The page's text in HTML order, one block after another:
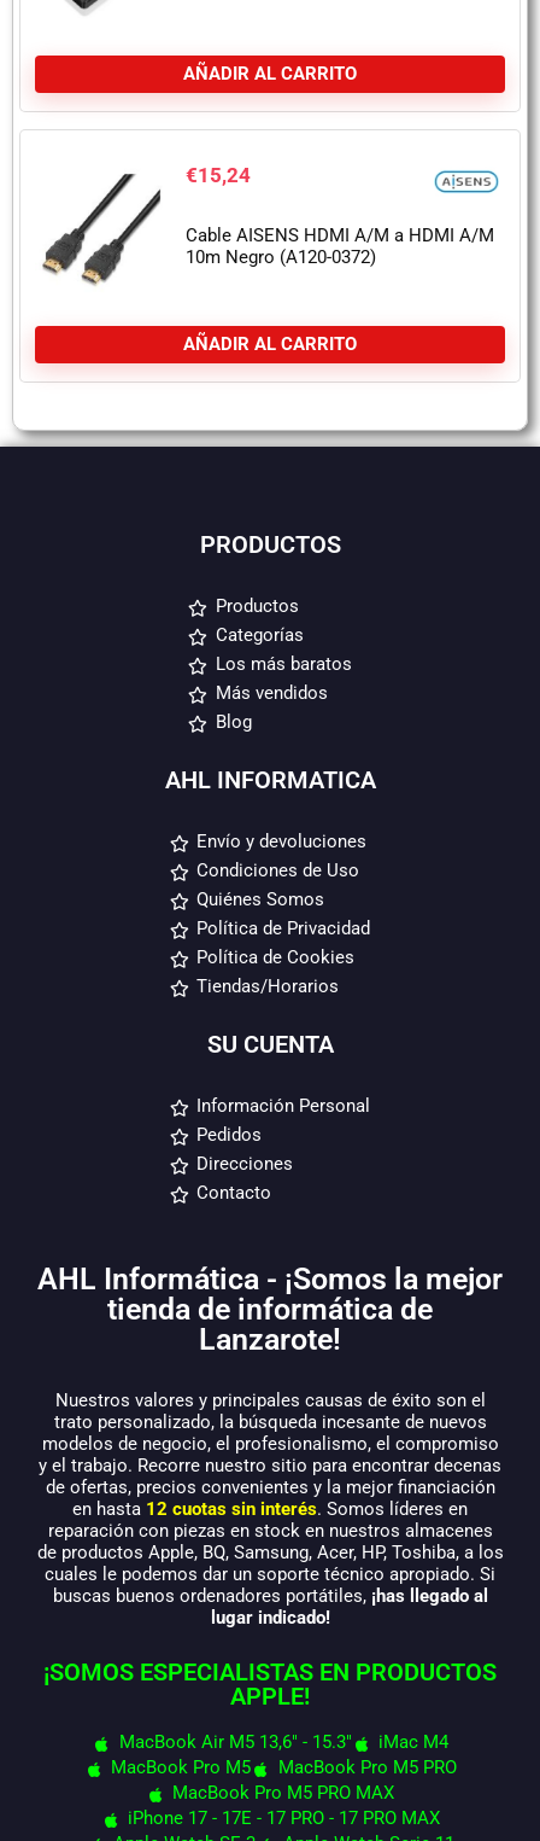
AÑADIR AL CARRITO
€15,24
Cable AISENS HDMI A/M a HDMI A/M
10m Negro (A120-0372)
AÑADIR AL CARRITO
PRODUCTOS
Productos
Categorías
Los más baratos
Más vendidos
Blog
AHL INFORMATICA
Envío y devoluciones
Condiciones de Uso
Quiénes Somos
Política de Privacidad
Política de Cookies
Tiendas/Horarios
SU CUENTA
Información Personal
Pedidos
Direcciones
Contacto
AHL Informática - ¡Somos la mejor
tienda de informática de
Lanzarote!
Nuestros valores y principales causas de éxito son el
trato personalizado, la búsqueda incesante de nuevos
modelos de negocio, el profesionalismo, el compromiso
y el trabajo. Recorre nuestro sitio para encontrar decenas
de ofertas, precios convenientes y la mejor financiación
en hasta 12 cuotas sin interés. Somos líderes en
reparación con piezas en stock en nuestros almacenes
de productos Apple, BQ, Samsung, Acer, HP, Toshiba, a los
cuales le podemos dar un soporte técnico apropiado. Si
buscas buenos ordenadores portátiles, ¡has llegado al
lugar indicado!
¡SOMOS ESPECIALISTAS EN PRODUCTOS
APPLE!
MacBook Air M5 13,6" - 15.3"
iMac M4
MacBook Pro M5
MacBook Pro M5 PRO
MacBook Pro M5 PRO MAX
iPhone 17 - 17E - 17 PRO - 17 PRO MAX